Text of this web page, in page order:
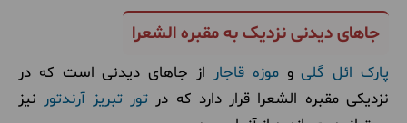
جاهای دیدنی نزدیک به مقبره الشعرا
پارک ائل گلیوموزه قاجار از جاهای دیدنی است که در
نزدیکی مقبره الشعرا قرار دارد که درتور تبریز آرندتور نیز